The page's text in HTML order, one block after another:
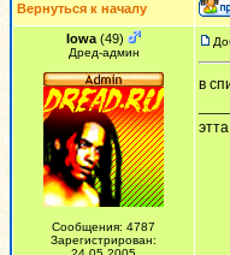
Вернуться к началу
Iowa (49)
Дред-админ
Сообщения: 4787
Зарегистрирован:
в